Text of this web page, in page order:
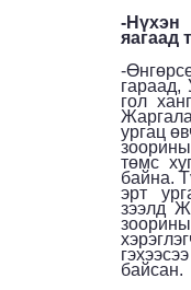
-
яагаад
-
гараад,
гол
ургац
төмс
байна.
эрт
зээлд
байсан.